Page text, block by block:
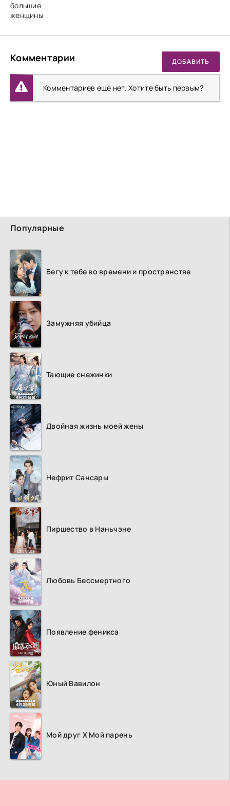
Популярные
Бегу к тебе во времени и пространстве
Замужняя убийца
Тающие снежинки
Двойная жизнь моей жены
Нефрит Сансары
Пиршество в Наньчэне
Любовь Бессмертного
Появление феникса
Юный Вавилон
Мой друг Х Мой парень
большие
женщины
Комментарии ДОБАВИТЬ
Комментариев еще нет. Хотите быть первым?